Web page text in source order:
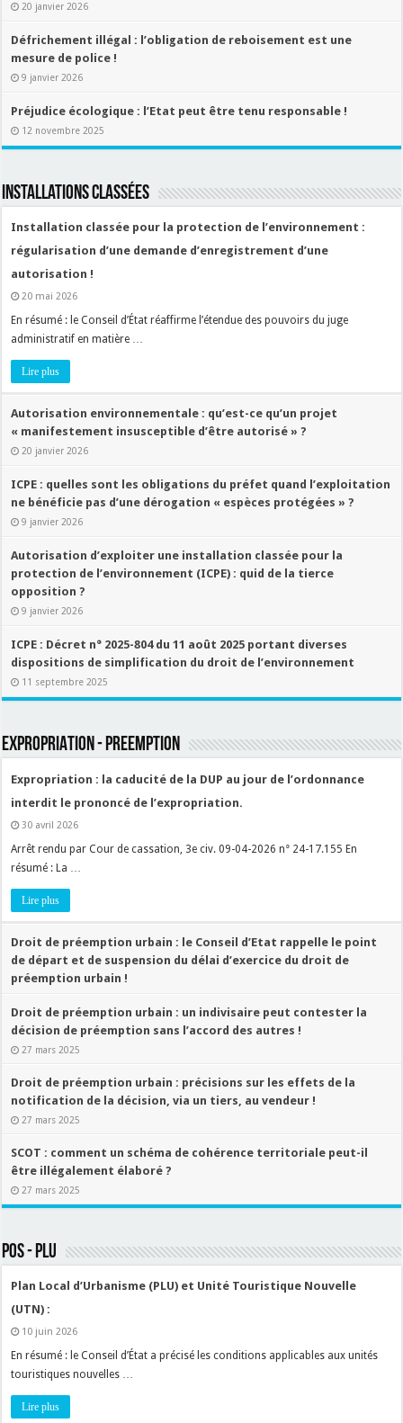
20 janvier 2026
Défrichement illégal : l’obligation de reboisement est une
mesure de police !
9 janvier 2026
Préjudice écologique : l’Etat peut être tenu responsable !
12 novembre 2025
Installations classées
Installation classée pour la protection de l’environnement :
régularisation d’une demande d’enregistrement d’une
autorisation !
20 mai 2026
En résumé : le Conseil d’État réaffirme l’étendue des pouvoirs du juge
administratif en matière …
Lire plus
Autorisation environnementale : qu’est-ce qu’un projet
« manifestement insusceptible d’être autorisé » ?
20 janvier 2026
ICPE : quelles sont les obligations du préfet quand l’exploitation
ne bénéficie pas d’une dérogation « espèces protégées » ?
9 janvier 2026
Autorisation d’exploiter une installation classée pour la
protection de l’environnement (ICPE) : quid de la tierce
opposition ?
9 janvier 2026
ICPE : Décret n° 2025-804 du 11 août 2025 portant diverses
dispositions de simplification du droit de l’environnement
11 septembre 2025
EXPROPRIATION - PREEMPTION
Expropriation : la caducité de la DUP au jour de l’ordonnance
interdit le prononcé de l’expropriation.
30 avril 2026
Arrêt rendu par Cour de cassation, 3e civ. 09-04-2026 n° 24-17.155 En
résumé : La …
Lire plus
Droit de préemption urbain : le Conseil d’Etat rappelle le point
de départ et de suspension du délai d’exercice du droit de
préemption urbain !
Droit de préemption urbain : un indivisaire peut contester la
décision de préemption sans l’accord des autres !
27 mars 2025
Droit de préemption urbain : précisions sur les effets de la
notification de la décision, via un tiers, au vendeur !
27 mars 2025
SCOT : comment un schéma de cohérence territoriale peut-il
être illégalement élaboré ?
27 mars 2025
POS - PLU
Plan Local d’Urbanisme (PLU) et Unité Touristique Nouvelle
(UTN) :
10 juin 2026
En résumé : le Conseil d’État a précisé les conditions applicables aux unités
touristiques nouvelles …
Lire plus